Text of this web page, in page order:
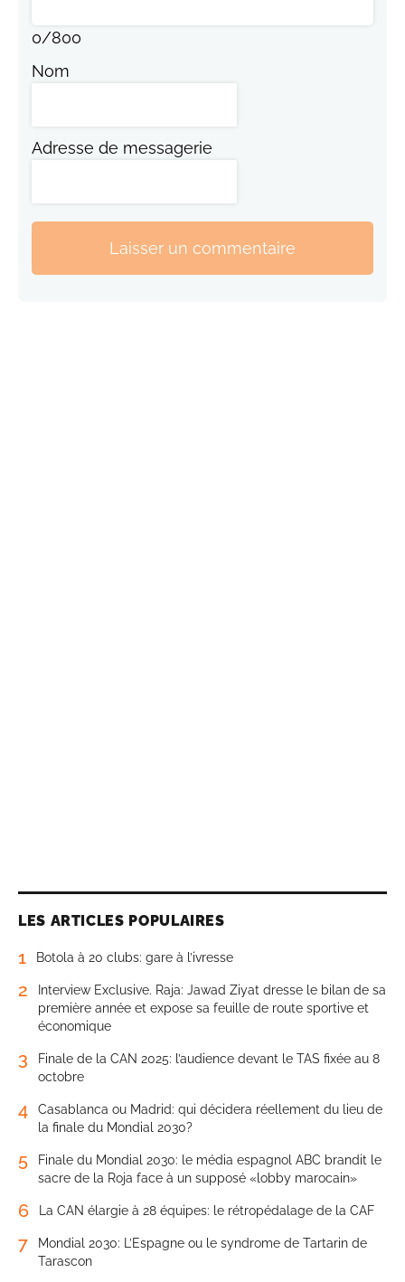
0/800
Nom
Adresse de messagerie
Laisser un commentaire
LES ARTICLES POPULAIRES
1 Botola à 20 clubs: gare à l’ivresse
2
Interview Exclusive. Raja: Jawad Ziyat dresse le bilan de sa
première année et expose sa feuille de route sportive et
économique
3
Finale de la CAN 2025: l’audience devant le TAS fixée au 8
octobre
4
Casablanca ou Madrid: qui décidera réellement du lieu de
la finale du Mondial 2030?
5
Finale du Mondial 2030: le média espagnol ABC brandit le
sacre de la Roja face à un supposé «lobby marocain»
6 La CAN élargie à 28 équipes: le rétropédalage de la CAF
7
Mondial 2030: L’Espagne ou le syndrome de Tartarin de
Tarascon